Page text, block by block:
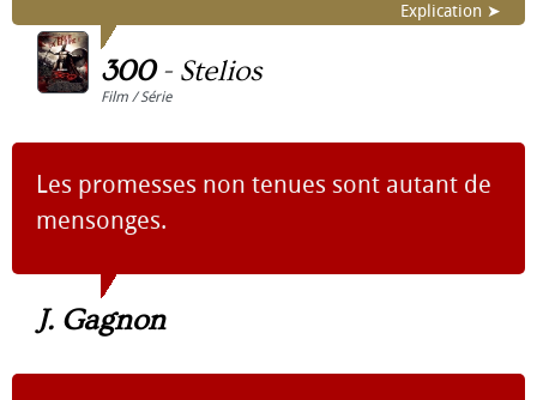
Explication ➤
300- Stelios
Film / Série
Les promesses non tenues sont autant de
mensonges.
J. Gagnon